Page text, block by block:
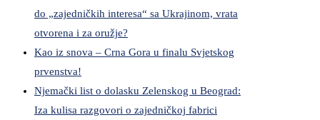
do „zajedničkih interesa“ sa Ukrajinom, vrata
otvorena i za oružje?
Kao iz snova – Crna Gora u finalu Svjetskog
prvenstva!
Njemački list o dolasku Zelenskog u Beograd:
Iza kulisa razgovori o zajedničkoj fabrici